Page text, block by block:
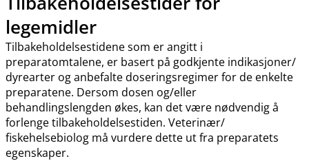
legemidler
Tilbakeholdelsestidene som er angitt i
preparatomtalene, er basert på godkjente indikasjoner​/​
dyrearter og anbefalte doseringsregimer for de enkelte
preparatene. Dersom dosen og​/​eller
behandlingslengden økes, kan det være nødvendig å
forlenge tilbakeholdelsestiden. Veterinær​/​
fiskehelsebiolog må vurdere dette ut fra preparatets
egenskaper.